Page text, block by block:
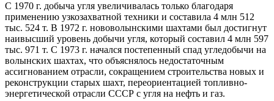
С 1970 г. добыча угля увеличивалась только благодаря
применению узкозахватной техники и составила 4 млн 512
тыс. 524 т. В 1972 г. нововолынскими шахтами был достигнут
наивысший уровень добычи угля, который составил 4 млн 597
тыс. 971 т. С 1973 г. начался постепенный спад угледобычи на
волынских шахтах, что объяснялось недостаточным
ассигнованием отрасли, сокращением строительства новых и
реконструкции старых шахт, переориентацией топливно-
энергетической отрасли СССР с угля на нефть и газ.